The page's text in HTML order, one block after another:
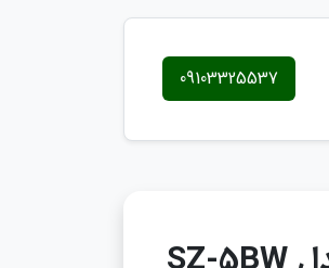
09103325537